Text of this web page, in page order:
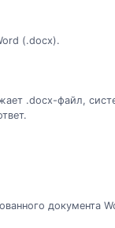
(.docx).
.docx-файл,
документа